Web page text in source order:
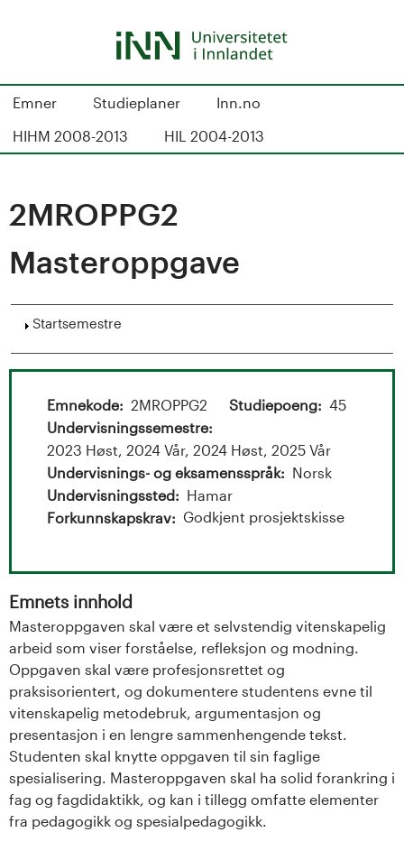
S
d
a
U
n
v
e
r
s
Emner Studieplaner
Inn.no
HIHM 2008-2013
HIL 2004-2013
2MROPPG2
Masteroppgave
Vis
Startsemestre
Emnekode 2MROPPG2 Studiepoeng
45
Undervisningssemestre
2023 Høst, 2024 Vår, 2024 Høst, 2025 Vår
Undervisnings- og eksamensspråk
Norsk
Undervisningssted
Hamar
Forkunnskapskrav
Godkjent prosjektskisse
Emnets innhold
Masteroppgaven skal være et selvstendig vitenskapelig
arbeid som viser forståelse, refleksjon og modning.
Oppgaven skal være profesjonsrettet og
praksisorientert, og dokumentere studentens evne til
vitenskapelig metodebruk, argumentasjon og
presentasjon i en lengre sammenhengende tekst.
Studenten skal knytte oppgaven til sin faglige
spesialisering. Masteroppgaven skal ha solid forankring i
fag og fagdidaktikk, og kan i tillegg omfatte elementer
fra pedagogikk og spesialpedagogikk.